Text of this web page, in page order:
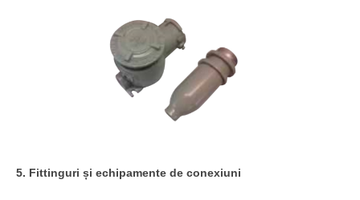
5. Fittinguri și echipamente de conexiuni